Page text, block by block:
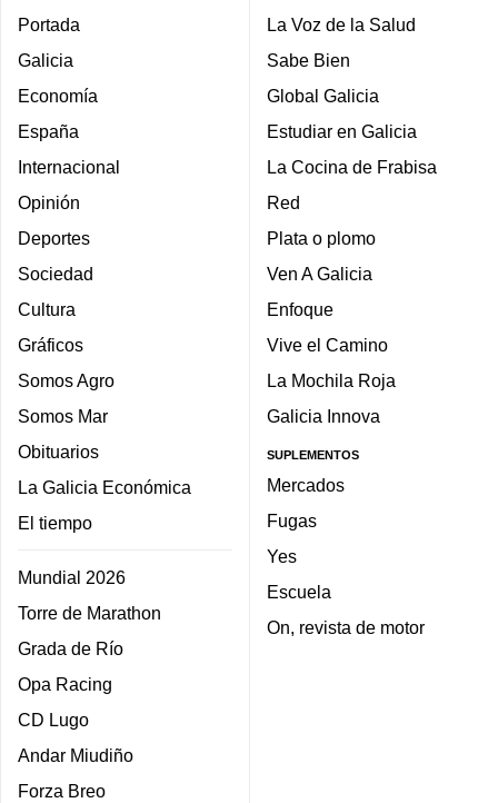
Portada
Galicia
Economía
España
Internacional
Opinión
Deportes
Sociedad
Cultura
Gráficos
Somos Agro
Somos Mar
Obituarios
La Galicia Económica
El tiempo
Mundial 2026
Torre de Marathon
Grada de Río
Opa Racing
CD Lugo
Andar Miudiño
Forza Breo
La Voz de la Salud
Sabe Bien
Global Galicia
Estudiar en Galicia
La Cocina de Frabisa
Red
Plata o plomo
Ven A Galicia
Enfoque
Vive el Camino
La Mochila Roja
Galicia Innova
SUPLEMENTOS
Mercados
Fugas
Yes
Escuela
On, revista de motor